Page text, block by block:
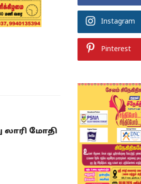
லாரி மோதி
Instagram
Pinterest